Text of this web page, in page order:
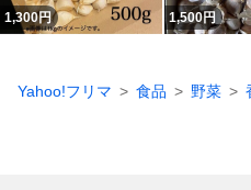
1,300円 1,500円
Yahoo!フリマ 食品 野菜